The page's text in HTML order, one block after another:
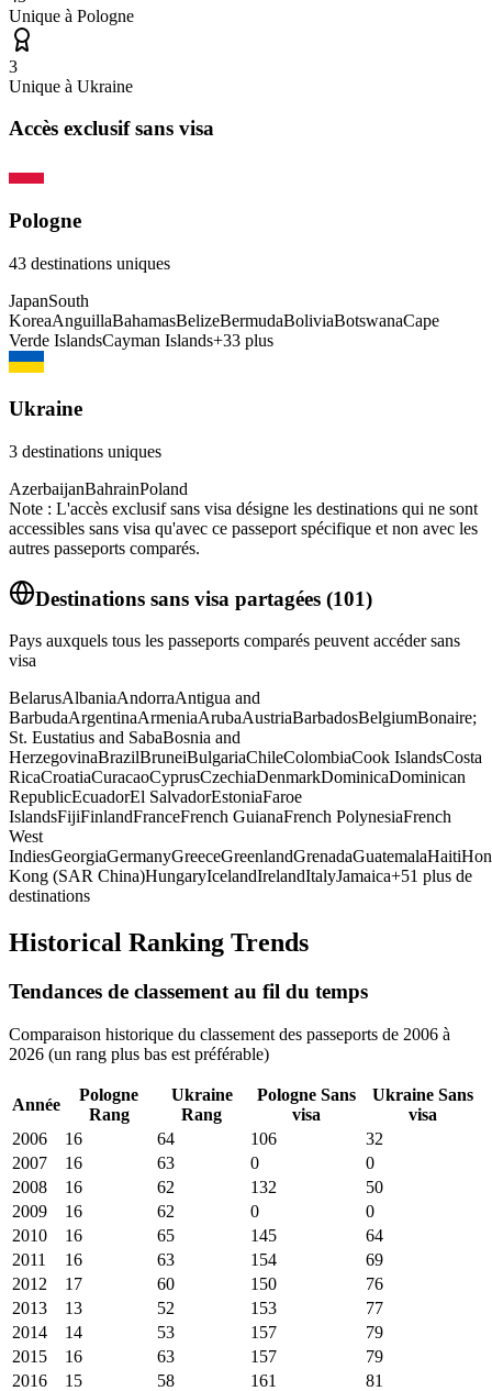
Unique à Pologne
3
Unique à Ukraine
Accès exclusif sans visa
Pologne
43 destinations uniques
JapanSouth
KoreaAnguillaBahamasBelizeBermudaBoliviaBotswanaCape
Verde IslandsCayman Islands+33 plus
Ukraine
3 destinations uniques
AzerbaijanBahrainPoland
Note : L'accès exclusif sans visa désigne les destinations qui ne sont
accessibles sans visa qu'avec ce passeport spécifique et non avec les
autres passeports comparés.
Destinations sans visa partagées (101)
Pays auxquels tous les passeports comparés peuvent accéder sans
visa
BelarusAlbaniaAndorraAntigua and
BarbudaArgentinaArmeniaArubaAustriaBarbadosBelgiumBonaire;
St. Eustatius and SabaBosnia and
HerzegovinaBrazilBruneiBulgariaChileColombiaCook IslandsCosta
RicaCroatiaCuracaoCyprusCzechiaDenmarkDominicaDominican
RepublicEcuadorEl SalvadorEstoniaFaroe
IslandsFijiFinlandFranceFrench GuianaFrench PolynesiaFrench
West
IndiesGeorgiaGermanyGreeceGreenlandGrenadaGuatemalaHaiti
Kong (SAR China)HungaryIcelandIrelandItalyJamaica+51 plus de
destinations
Historical Ranking Trends
Tendances de classement au fil du temps
Comparaison historique du classement des passeports de 2006 à
2026 (un rang plus bas est préférable)
Année
Pologne
Rang
Ukraine
Rang
Pologne Sans
visa
Ukraine Sans
visa
2006
16 64 106
32
2007
16 63 0
0
2008
16 62 132
50
2009
16 62 0
0
2010
16 65 145
64
2011
16 63 154
69
2012
17 60 150
76
2013
13 52 153
77
2014
14 53 157
79
2015
16 63 157
79
2016
15 58 161
81